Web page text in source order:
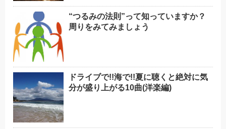
“つるみの法則”って知っていますか？
周りをみてみましょう
ドライブで!!海で!!夏に聴くと絶対に気
分が盛り上がる10曲(洋楽編)